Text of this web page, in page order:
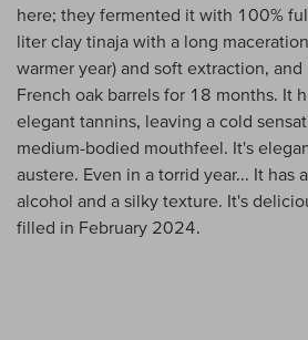
here; they fermented it with 100%
liter clay tinaja with a long
warmer year) and soft extraction,
French oak barrels for 18 months. It
elegant tannins, leaving a cold
medium-bodied mouthfeel. It's
austere. Even in a torrid year... It has
alcohol and a silky texture. It's
filled in February 2024.